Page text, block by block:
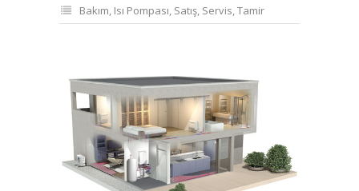
Bakım, Isı Pompası, Satış, Servis,Tamir